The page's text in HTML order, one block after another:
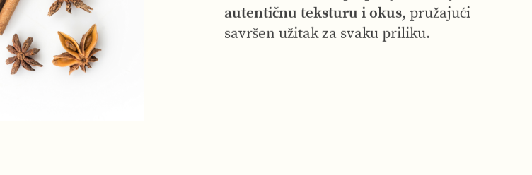
autentičnu teksturu i okus, pružajući
savršen užitak za svaku priliku.